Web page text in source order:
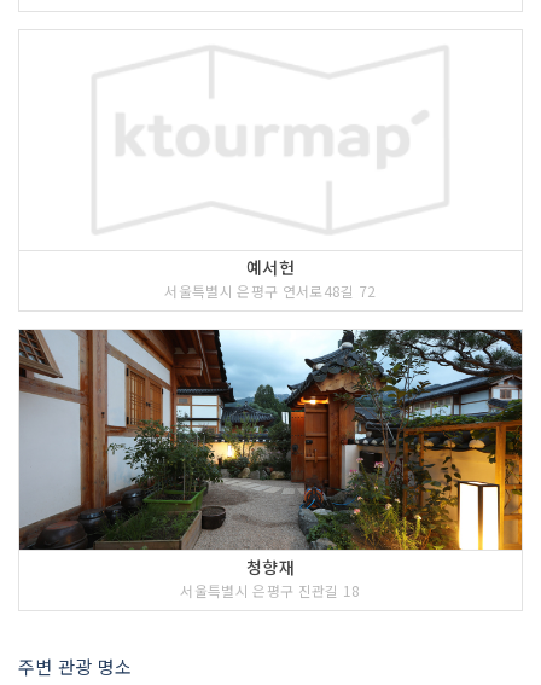
예서헌
서울특별시 은평구 연서로48길 72
청향재
서울특별시 은평구 진관길 18
주변 관광 명소